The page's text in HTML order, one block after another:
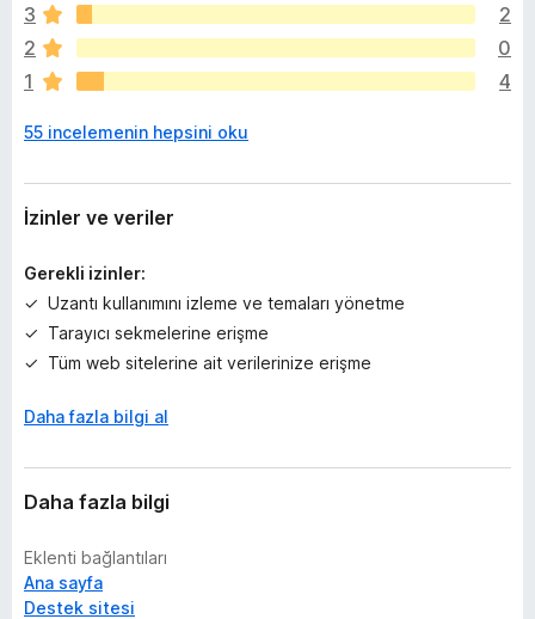
z
h
i
ç
u
n
y
k
3
2
2
0
1
4
55 incelemenin hepsini oku
İzinler ve veriler
Gerekli izinler:
Uzantı kullanımını izleme ve temaları yönetme
Tarayıcı sekmelerine erişme
Tüm web sitelerine ait verilerinize erişme
Daha fazla bilgi al
Daha fazla bilgi
Eklenti bağlantıları
Ana sayfa
Destek sitesi